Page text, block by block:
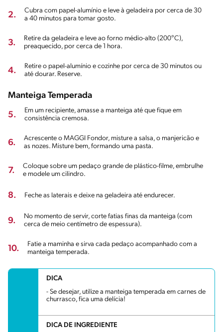
2.
Cubra com papel-alumínio e leve à geladeira por cerca de 30
a 40 minutos para tomar gosto.
3.
Retire da geladeira e leve ao forno médio-alto (200°C),
preaquecido, por cerca de 1 hora.
4.
Retire o papel-alumínio e cozinhe por cerca de 30 minutos ou
até dourar. Reserve.
Manteiga Temperada
5.
Em um recipiente, amasse a manteiga até que fique em
consistência cremosa.
6.
Acrescente o MAGGI Fondor, misture a salsa, o manjericão e
as nozes. Misture bem, formando uma pasta.
7.
Coloque sobre um pedaço grande de plástico-filme, embrulhe
e modele um cilindro.
8. Feche as laterais e deixe na geladeira até endurecer.
9.
No momento de servir, corte fatias finas da manteiga (com
cerca de meio centímetro de espessura).
10.
Fatie a maminha e sirva cada pedaço acompanhado com a
manteiga temperada.
DICA
- Se desejar, utilize a manteiga temperada em carnes de
churrasco, fica uma delícia!
DICA DE INGREDIENTE